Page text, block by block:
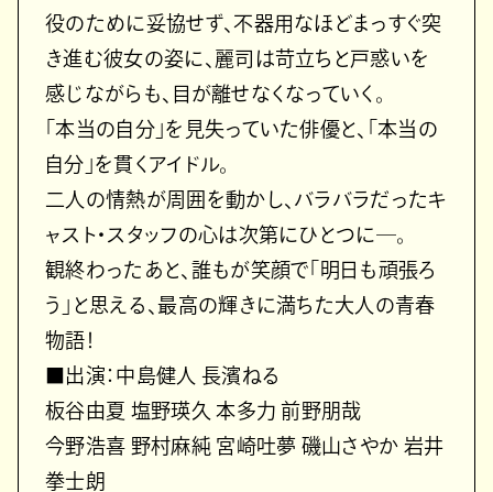
役のために妥協せず、不器用なほどまっすぐ突
き進む彼女の姿に、麗司は苛立ちと戸惑いを
感じながらも、目が離せなくなっていく。
「本当の自分」を見失っていた俳優と、「本当の
自分」を貫くアイドル。
二人の情熱が周囲を動かし、バラバラだったキ
ャスト・スタッフの心は次第にひとつに―。
観終わったあと、誰もが笑顔で「明日も頑張ろ
う」と思える、最高の輝きに満ちた大人の青春
物語！
■出演：中島健人 長濱ねる
板谷由夏 塩野瑛久 本多力 前野朋哉
今野浩喜 野村麻純 宮崎吐夢 磯山さやか 岩井
拳士朗